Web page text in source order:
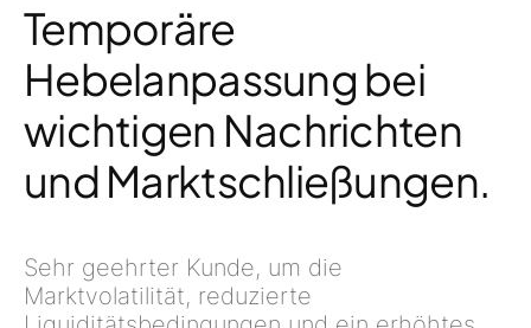
Temporäre
Hebelanpassung bei
wichtigen Nachrichten
und Marktschließungen.
Sehr geehrter Kunde, um die
Marktvolatilität, reduzierte